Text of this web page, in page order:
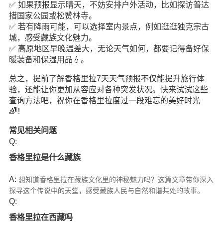
✅ 如果预报显示晴天，不妨安排户外活动，比如探访普达
措国家公园或松赞林寺。
✅ 若有降雨可能，可以选择室内景点，例如逛逛独克宗古
城，感受藏族文化魅力。
✅ 高原地区早晚温差大，无论天气如何，都要记得备好保
暖装备和保湿用品💧。
总之，提前了解香格里拉7天天气预报不仅能提升旅行体
验，还能让你更加从容应对各种突发状况。快来试试这些
查询方法吧，祝你在香格里拉度过一段难忘的美好时光
🌈！
常见相关问题
Q:
香格里拉是什么藏族
A: 想知道香格里拉在藏族文化里的神秘魅力吗？这篇文章带你深入
探寻这个传说中的天堂，感受藏族人民与自然和谐共处的故事。
Q:
香格里拉在西藏吗